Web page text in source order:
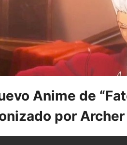
Anime de
por Archer